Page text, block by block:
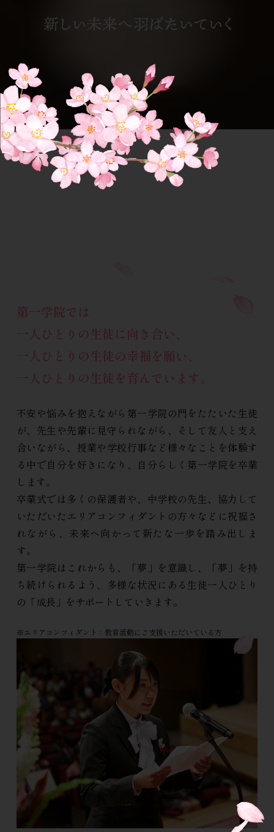
第一学院では
一人ひとりの生徒に向き合い、
一人ひとりの生徒の幸福を願い、
一人ひとりの生徒を育んでいます。
不安や悩みを抱えながら第一学院の門をたたいた生徒
が、先生や先輩に見守られながら、そして友人と支え
合いながら、授業や学校行事など様々なことを体験す
る中で自分を好きになり、自分らしく第一学院を卒業
します。
卒業式では多くの保護者や、中学校の先生、協力して
いただいたエリアコンフィダントの方々などに祝福さ
れながら、未来へ向かって新たな一歩を踏み出しま
す。
第一学院はこれからも、「夢」を意識し、「夢」を持
ち続けられるよう、多様な状況にある生徒一人ひとり
の「成長」をサポートしていきます。
※エリアコンフィダント：教育活動にご支援いただいている方